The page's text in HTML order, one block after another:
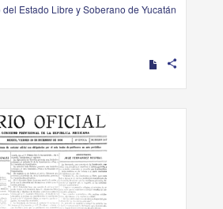
Estado Libre y Soberano de Yucatán
share